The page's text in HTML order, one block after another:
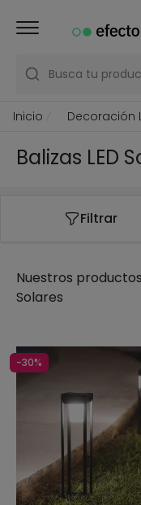
Busca tu
Inicio Decoración
Balizas LED
Filtrar
Nuestros
Solares
-30%